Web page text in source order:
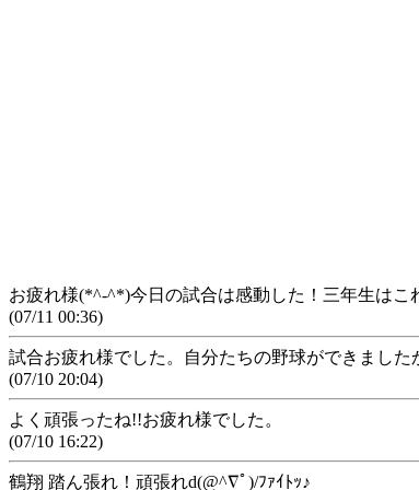
お疲れ様(*^-^*)今日の試合は感動した！三年生は
(07/11 00:36)
試合お疲れ様でした。自分たちの野球ができまし
(07/10 20:04)
よく頑張ったね!!お疲れ様でした。
(07/10 16:22)
鶴翔 踏ん張れ！頑張れd(@^∇ﾟ)/ﾌｧｲﾄｯ♪